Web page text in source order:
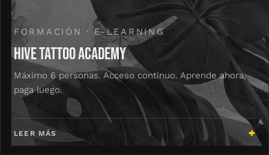
FORMACIÓN · E-LEARNING
HIVE TATTOO ACADEMY
Máximo 6 personas. Acceso continuo. Aprende ahora,
paga luego.
LEER MÁS